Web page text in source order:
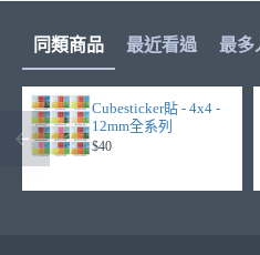
同類商品 最近看過 最多
Cubesticker貼 - 4x4 -
12mm全系列
$40